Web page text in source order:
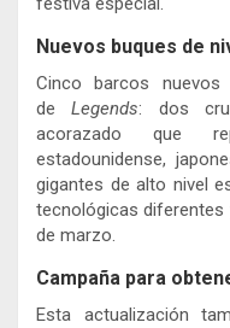
Nuevos buques de
Cinco barcos
deLegends: dos
acorazado que
estadounidense,
gigantes de alto nivel
tecnológicas diferentes
de marzo.
Campaña para
Esta actualización